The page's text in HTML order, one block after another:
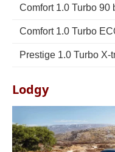
Comfort 1.0 Turbo 90
Comfort 1.0 Turbo
Prestige 1.0 Turbo X-
Lodgy